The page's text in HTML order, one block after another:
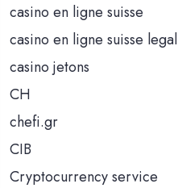
casino en ligne suisse
casino en ligne suisse legal
casino jetons
CH
chefi.gr
CIB
Cryptocurrency service